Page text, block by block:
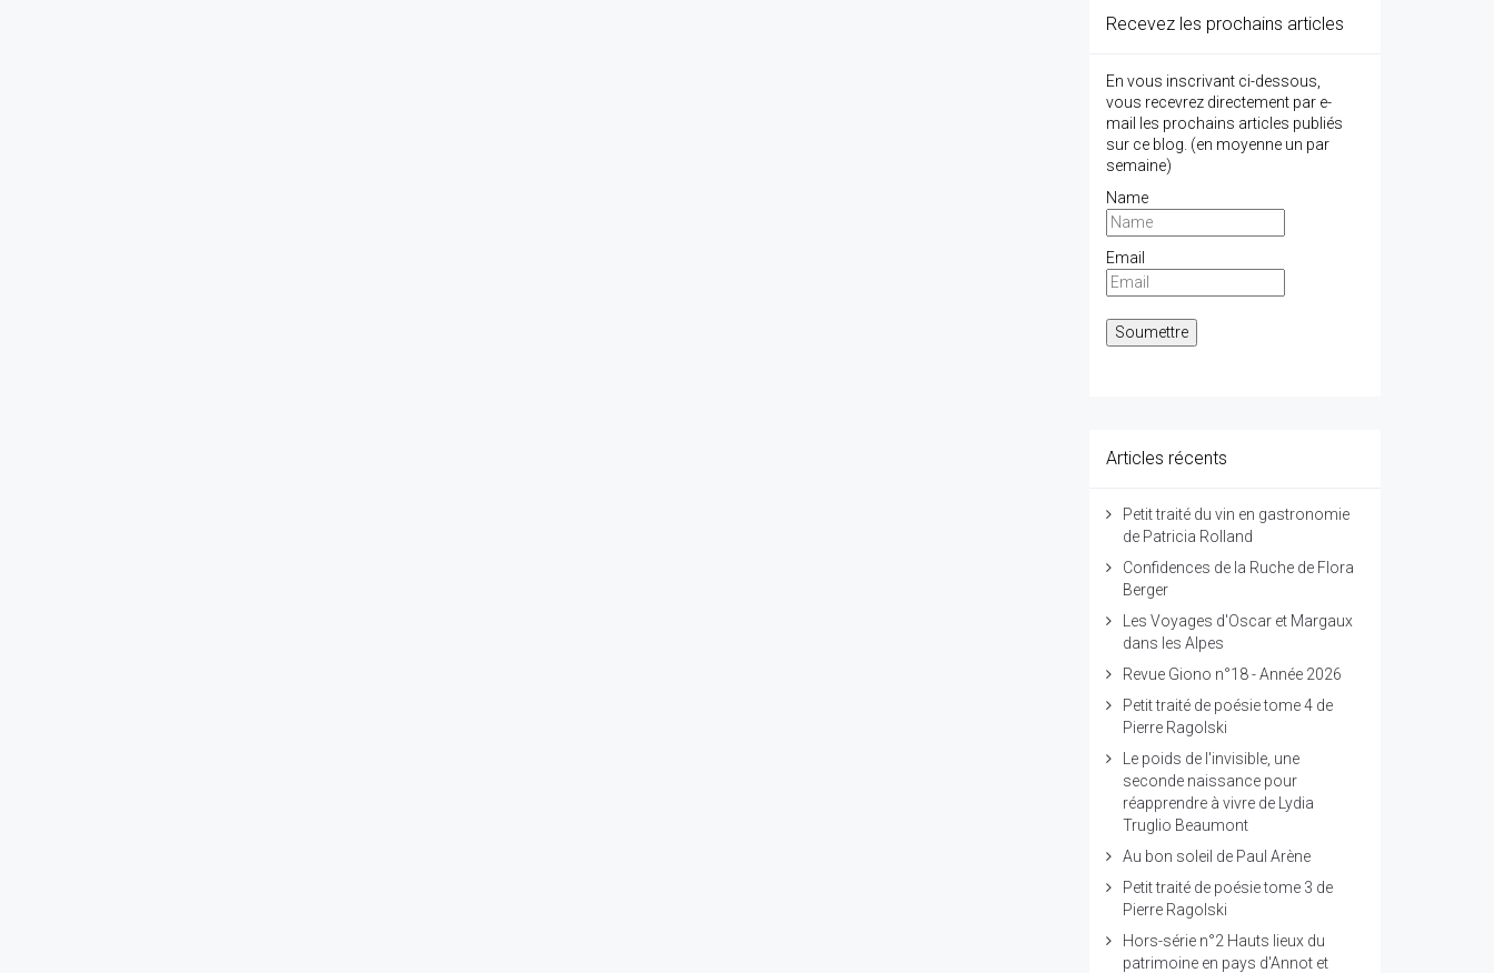
Recevez les prochains articles
En vous inscrivant ci-dessous,
vous recevrez directement par e-
mail les prochains articles publiés
sur ce blog. (en moyenne un par
semaine)
Name
Email
Articles récents
Petit traité du vin en gastronomie
de Patricia Rolland
Confidences de la Ruche de Flora
Berger
Les Voyages d'Oscar et Margaux
dans les Alpes
Revue Giono n°18 - Année 2026
Petit traité de poésie tome 4 de
Pierre Ragolski
Le poids de l'invisible, une
seconde naissance pour
réapprendre à vivre de Lydia
Truglio Beaumont
Au bon soleil de Paul Arène
Petit traité de poésie tome 3 de
Pierre Ragolski
Hors-série n°2 Hauts lieux du
patrimoine en pays d'Annot et